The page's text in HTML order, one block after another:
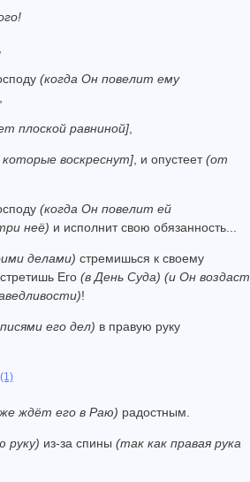
(когда Он повелит ему
плоской равниной],
воскреснут], и опустеет(от
(когда Он повелит ей
неё) и исполнит свою обязанность...
делами) стремишься к своему
Его (в День Суда) (и Он воздаст
!
его дел) в правую руку
(1)
ждёт его в Раю) радостным.
руку) из-за спины (так как правая рука